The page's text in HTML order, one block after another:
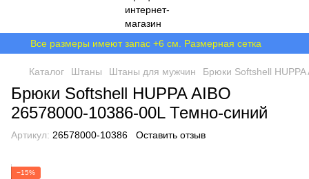
Все размеры имеют запас +6 см. Размерная сетка
Каталог Штаны Штаны для мужчин Брюки Softshell HUPPA
Брюки Softshell HUPPA AIBO
26578000-10386-00L Темно-синий
Артикул: 26578000-10386 Оставить отзыв
−15%